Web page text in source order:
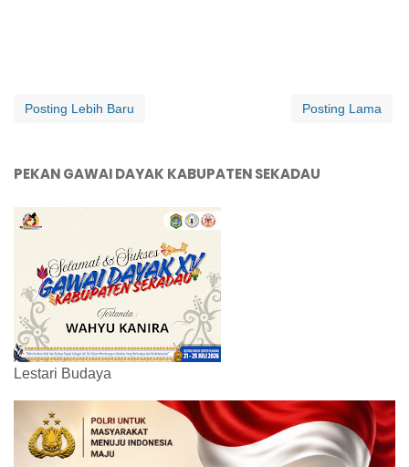
Posting Lebih Baru Posting Lama
PEKAN GAWAI DAYAK KABUPATEN SEKADAU
Lestari Budaya